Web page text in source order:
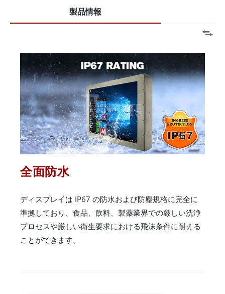
製品情報
全面防水
ディスプレイは IP67 の防水および防塵規格に完全に
準拠しており、食品、飲料、製薬業界での厳しい洗浄
プロセスや厳しい衛生要求における飛沫条件に耐える
ことができます。